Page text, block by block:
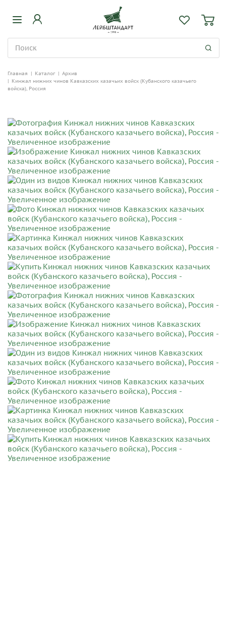
Главная | Каталог | Архив
| Кинжал нижних чинов Кавказских казачьих войск (Кубанского казачьего
войска), Россия